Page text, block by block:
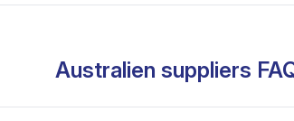
Australien suppliers